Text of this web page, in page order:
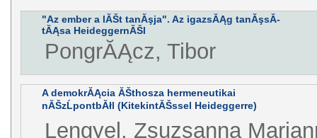
"Az ember a lĂŠt tanĂşja". Az igazsĂĄg tanĂşsĂ­
tĂĄsa HeideggernĂŠl
PongrĂĄcz, Tibor
A demokrĂĄcia ĂŠthosza hermeneutikai
nĂŠzĹpontbĂłl (KitekintĂŠssel Heideggerre)
Lengyel, Zsuzsanna